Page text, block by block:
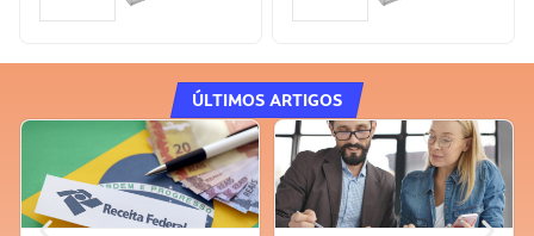
ÚLTIMOS ARTIGOS